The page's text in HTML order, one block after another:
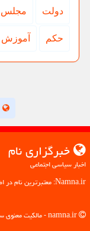
دولت مجلس
حكم آموزش
خبرگزاری نام
اخبار سیاسی اجتماعی
Namna.ir: معتبرترین نام در اطلاع رسانی اخبار سیاسی و اجتماعی، گامی مطمئن به سوی آگاهی